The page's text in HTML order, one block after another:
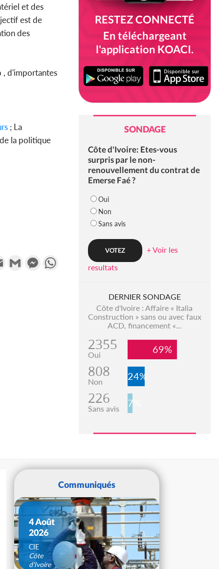
et des
est de
des
, d'importantes
; La
la politique
Email Gmail MessengerWhatsApp
RESTEZ CONNECTÉ
En téléchargeant
l'application KOACI.
SONDAGE
Côte d'Ivoire: Etes-vous
surpris par le non-
renouvellement du contrat de
Emerse Faé ?
Oui
Non
Sans avis
+ Voir les
resultats
DERNIER SONDAGE
Côte d'Ivoire : Affaire « Italia
Construction » sans ou avec faux
ACD, financement «...
2355
Oui 69%
808
Non 24%
226
Sans avis 7%
Communiqués
4 Août
2026
CIE
Côte
d'Ivoire